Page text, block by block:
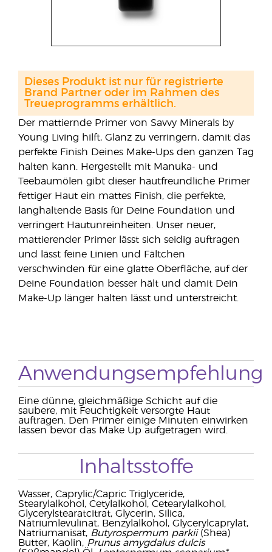
Der mattiernde Primer von Savvy Minerals by
Young Living hilft, Glanz zu verringern, damit das
perfekte Finish Deines Make-Ups den ganzen Tag
halten kann. Hergestellt mit Manuka- und
Teebaumölen gibt dieser hautfreundliche Primer
fettiger Haut ein mattes Finish, die perfekte,
langhaltende Basis für Deine Foundation und
verringert Hautunreinheiten. Unser neuer,
mattierender Primer lässt sich seidig auftragen
und lässt feine Linien und Fältchen
verschwinden für eine glatte Oberfläche, auf der
Deine Foundation besser hält und damit Dein
Make-Up länger halten lässt und unterstreicht.
Dieses Produkt ist nur für registrierte
Brand Partner oder im Rahmen des
Treueprogramms erhältlich.
Anwendungsempfehlung
Eine dünne, gleichmäßige Schicht auf die
saubere, mit Feuchtigkeit versorgte Haut
auftragen. Den Primer einige Minuten einwirken
lassen bevor das Make Up aufgetragen wird.
Inhaltsstoffe
Wasser, Caprylic/Capric Triglyceride,
Stearylalkohol, Cetylalkohol, Cetearylalkohol,
Glycerylstearatcitrat, Glycerin, Silica,
Natriumlevulinat, Benzylalkohol, Glycerylcaprylat,
Natriumanisat, Butyrospermum parkii(Shea)
Butter, Kaolin, Prunus amygdalus dulcis